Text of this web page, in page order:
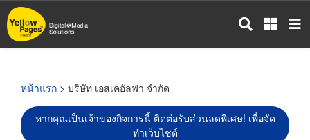
ข้าม
ไป
หน้าแรก > บริษัท เอสเคอัลฟ่า จำกัด
หากคุณเป็นเจ้าของกิจการนี้ ติดต่อรับส่วนลดพิเศษ! เพื่อจัด
ทำเว็บไซต์